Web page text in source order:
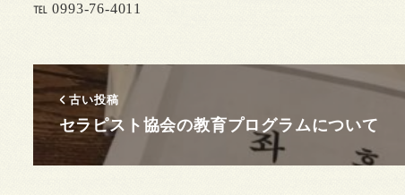
℡ 0993-76-4011
古い投稿
セラピスト協会の教育プログラムについて